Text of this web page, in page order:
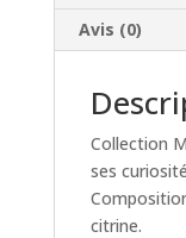
Avis (0)
Collection
ses
citrine.